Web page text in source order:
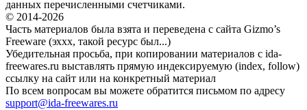
данных перечисленными счетчиками.
© 2014-2026
Часть материалов была взята и переведена с сайта Gizmo’s
Freeware (эххх, такой ресурс был...)
Убедительная просьба, при копировании материалов с ida-
freewares.ru выставлять прямую индексируемую (index, follow)
ссылку на сайт или на конкретный материал
По всем вопросам вы можете обратится письмом по адресу
support@ida-freewares.ru